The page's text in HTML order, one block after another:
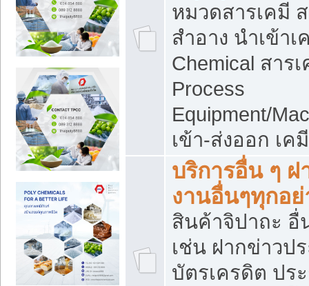
หมวดสารเคมี
สำอาง นำเข้
Chemical สาร
Process
Equipment/
เข้า-ส่งออก เ
บริการอื่น ๆ
งานอื่นๆทุกอ
สินค้าจิปาถะ อื่
เช่น ฝากข่าวป
บัตรเครดิต ปร